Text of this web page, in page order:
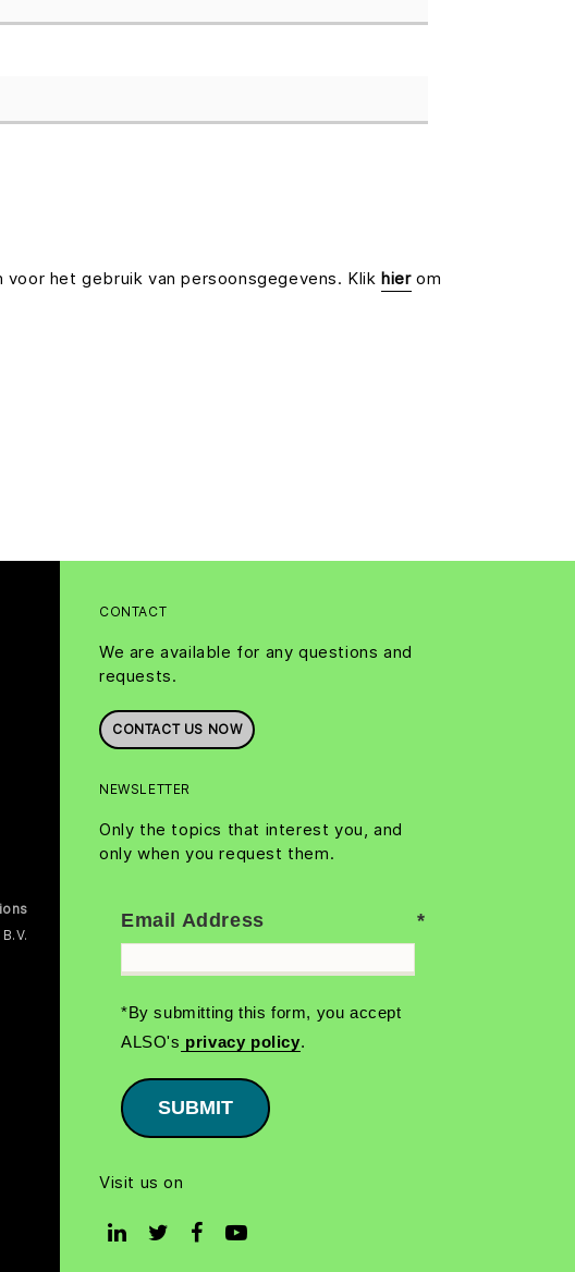
voor het gebruik van persoonsgegevens. Klikhierom
CONTACT
We are available for any questions and
requests.
CONTACT US NOW
NEWSLETTER
Only the topics that interest you, and
only when you request them.
Email Address
*By submitting this form, you accept
ALSO's privacy policy.
SUBMIT
Visit us on